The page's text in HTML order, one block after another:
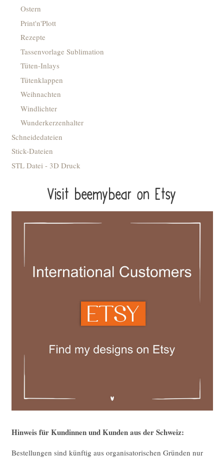
Ostern
Print'n'Plott
Rezepte
Tassenvorlage Sublimation
Tüten-Inlays
Tütenklappen
Weihnachten
Windlichter
Wunderkerzenhalter
Schneidedateien
Stick-Dateien
STL Datei - 3D Druck
Visit beemybear on Etsy
Hinweis für Kundinnen und Kunden aus der Schweiz:
Bestellungen sind künftig aus organisatorischen Gründen nur